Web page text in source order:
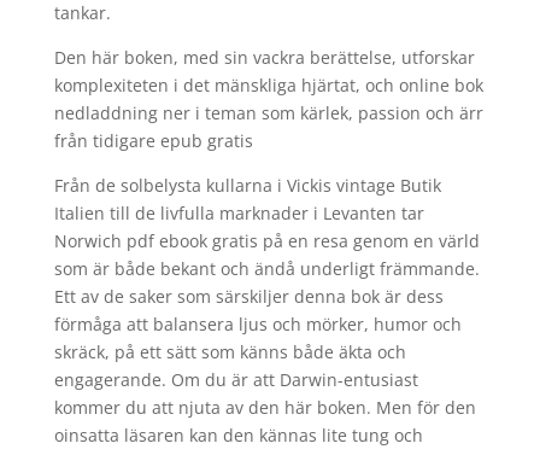
tankar.
Den här boken, med sin vackra berättelse, utforskar
komplexiteten i det mänskliga hjärtat, och online bok
nedladdning ner i teman som kärlek, passion och ärr
från tidigare epub gratis
Från de solbelysta kullarna i Vickis vintage Butik
Italien till de livfulla marknader i Levanten tar
Norwich pdf ebook gratis på en resa genom en värld
som är både bekant och ändå underligt främmande.
Ett av de saker som särskiljer denna bok är dess
förmåga att balansera ljus och mörker, humor och
skräck, på ett sätt som känns både äkta och
engagerande. Om du är att Darwin-entusiast
kommer du att njuta av den här boken. Men för den
oinsatta läsaren kan den kännas lite tung och